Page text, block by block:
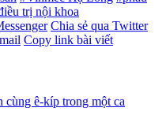
trị nội khoa
Chia sẻ qua Twitter
Copy link bài viết